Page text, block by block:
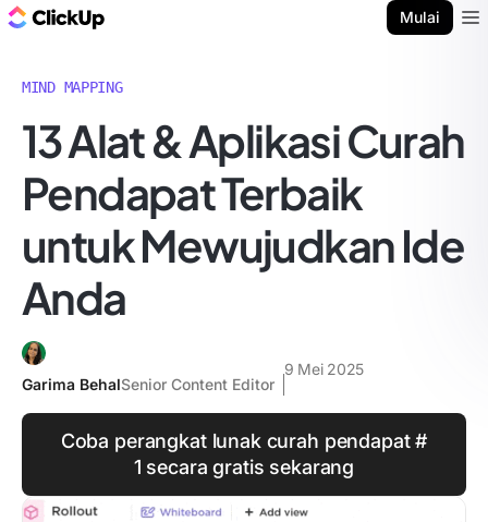
Mulai
MIND MAPPING
13 Alat & Aplikasi Curah
Pendapat Terbaik
untuk Mewujudkan Ide
Anda
Garima BehalSenior Content Editor
9 Mei 2025
Coba perangkat lunak curah pendapat #
1 secara gratis sekarang